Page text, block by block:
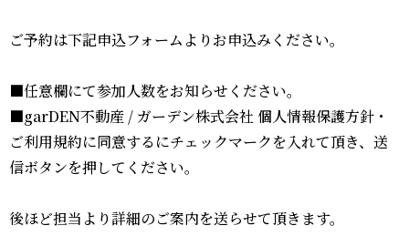
ご予約は下記申込フォームよりお申込みください。
■任意欄にて参加人数をお知らせください。
■garDEN不動産 / ガーデン株式会社 個人情報保護方針・
ご利用規約に同意するにチェックマークを入れて頂き、送
信ボタンを押してください。
後ほど担当より詳細のご案内を送らせて頂きます。